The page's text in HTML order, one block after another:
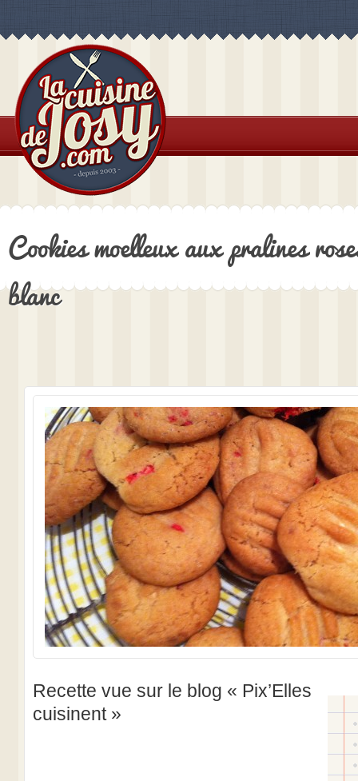
Cookies moelleux aux pralines
blanc
Recette vue sur le blog « Pix’Elles
cuisinent »